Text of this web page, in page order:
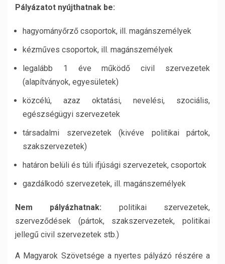
Pályázatot nyújthatnak be:
hagyományőrző csoportok, ill. magánszemélyek
kézműves csoportok, ill. magánszemélyek
legalább 1 éve működő civil szervezetek
(alapítványok, egyesületek)
közcélú, azaz oktatási, nevelési, szociális,
egészségügyi szervezetek
társadalmi szervezetek (kivéve politikai pártok,
szakszervezetek)
határon belüli és túli ifjúsági szervezetek, csoportok
gazdálkodó szervezetek, ill. magánszemélyek
Nem pályázhatnak: politikai szervezetek,
szerveződések (pártok, szakszervezetek, politikai
jellegű civil szervezetek stb.)
A Magyarok Szövetsége a nyertes pályázó részére a